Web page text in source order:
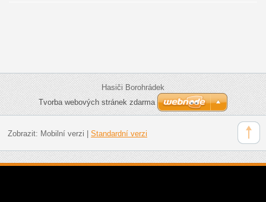
Hasiči Borohrádek
Tvorba webových stránek zdarma
Zobrazit: Mobilní verzi | Standardní verzi